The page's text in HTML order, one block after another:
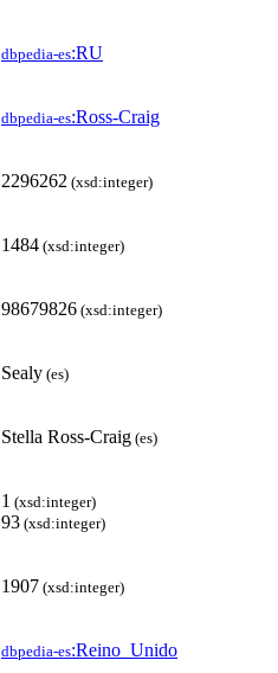
dbpedia-es:RU
dbpedia-es:Ross-Craig
2296262 (xsd:integer)
1484 (xsd:integer)
98679826 (xsd:integer)
Sealy (es)
Stella Ross-Craig (es)
1 (xsd:integer)
93 (xsd:integer)
1907 (xsd:integer)
dbpedia-es:Reino_Unido